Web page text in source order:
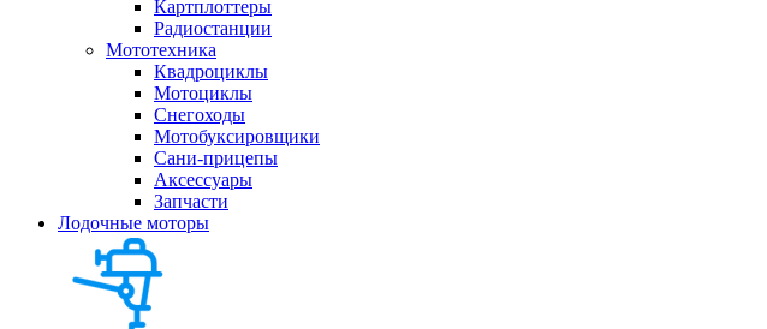
Картплоттеры
Радиостанции
Мототехника
Квадроциклы
Мотоциклы
Снегоходы
Мотобуксировщики
Сани-прицепы
Аксессуары
Запчасти
Лодочные моторы